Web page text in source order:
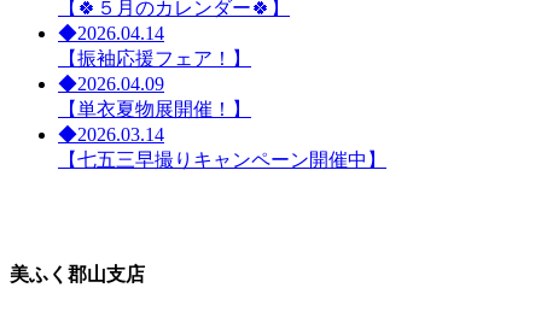
【🍀５月のカレンダー🍀】
◆2026.04.14
【振袖応援フェア！】
◆2026.04.09
【単衣夏物展開催！】
◆2026.03.14
【七五三早撮りキャンペーン開催中】
美ふく郡山支店